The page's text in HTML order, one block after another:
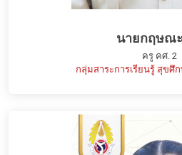
นายกฤษณ
ครู คศ. 2
กลุ่มสาระการเรียนรู้ สุขศึ